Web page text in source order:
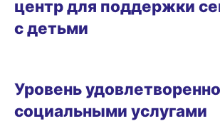
центр для поддержки
с детьми
Уровень
социальными услугами